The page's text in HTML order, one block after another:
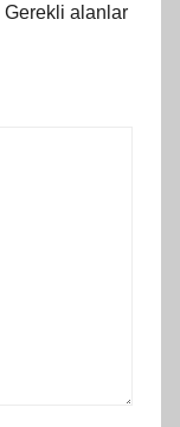
Gerekli alanlar